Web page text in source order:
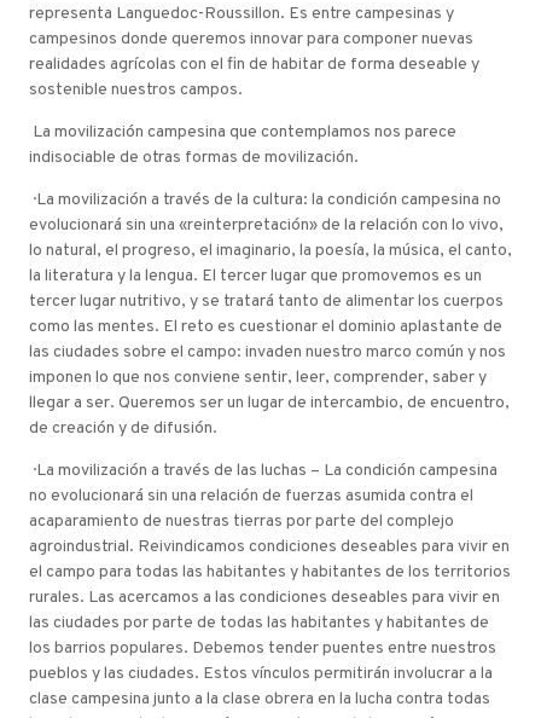
representa Languedoc-Roussillon. Es entre campesinas y
campesinos donde queremos innovar para componer nuevas
realidades agrícolas con el fin de habitar de forma deseable y
sostenible nuestros campos.
La movilización campesina que contemplamos nos parece
indisociable de otras formas de movilización.
· La movilización a través de la cultura: la condición campesina no
evolucionará sin una «reinterpretación» de la relación con lo vivo,
lo natural, el progreso, el imaginario, la poesía, la música, el canto,
la literatura y la lengua. El tercer lugar que promovemos es un
tercer lugar nutritivo, y se tratará tanto de alimentar los cuerpos
como las mentes. El reto es cuestionar el dominio aplastante de
las ciudades sobre el campo: invaden nuestro marco común y nos
imponen lo que nos conviene sentir, leer, comprender, saber y
llegar a ser. Queremos ser un lugar de intercambio, de encuentro,
de creación y de difusión.
· La movilización a través de las luchas – La condición campesina
no evolucionará sin una relación de fuerzas asumida contra el
acaparamiento de nuestras tierras por parte del complejo
agroindustrial. Reivindicamos condiciones deseables para vivir en
el campo para todas las habitantes y habitantes de los territorios
rurales. Las acercamos a las condiciones deseables para vivir en
las ciudades por parte de todas las habitantes y habitantes de
los barrios populares. Debemos tender puentes entre nuestros
pueblos y las ciudades. Estos vínculos permitirán involucrar a la
clase campesina junto a la clase obrera en la lucha contra todas